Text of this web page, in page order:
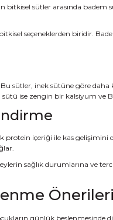
sütler arasında
seçeneklerden biridir.
inek sütüne göre
ise zengin bir kalsiyum ve
protein içeriği ile kas
sağlık durumlarına ve
Önerileri
günlük